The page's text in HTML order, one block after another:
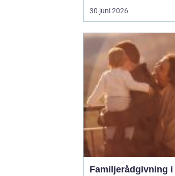
möjligheter. Efter en
skada, sjukdom eller
kroppen kännas
främmande och
vardagen tung. Med rätt
stöd inom rehab Svedala
k...
30 juni 2026
Familjerådgivning i